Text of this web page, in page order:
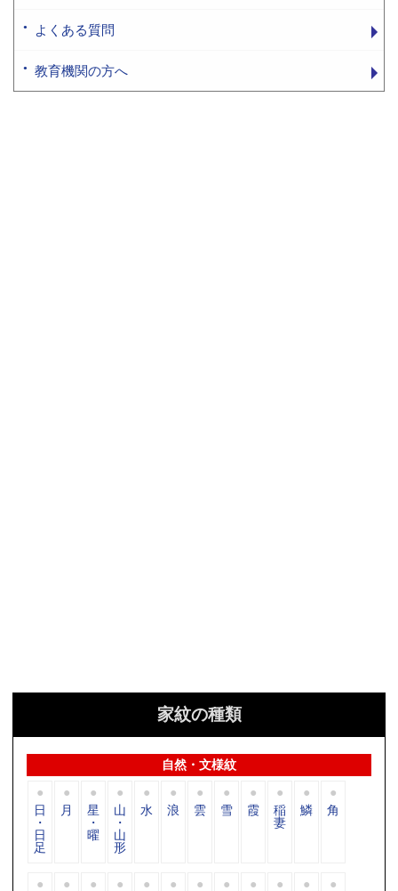
よくある質問
教育機関の方へ
家紋の種類
自然・文様紋
日
・
日
足
月 星
・
曜
山
・
山
形
水 浪 雲 雪 霞 稲
妻
鱗 角